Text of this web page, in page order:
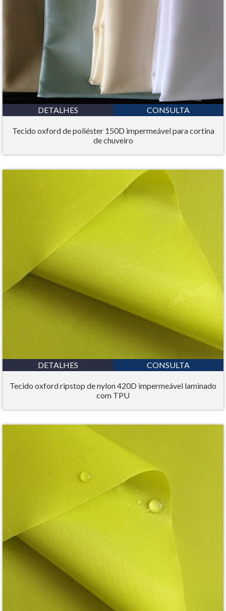
DETALHES CONSULTA
Tecido oxford de poliéster 150D impermeável para cortina
de chuveiro
DETALHES CONSULTA
Tecido oxford ripstop de nylon 420D impermeável laminado
com TPU